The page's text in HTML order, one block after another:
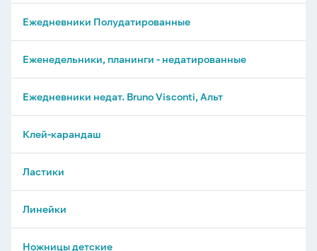
Ежедневники Полудатированные
Еженедельники, планинги - недатированные
Ежедневники недат. Bruno Visconti, Альт
Клей-карандаш
Ластики
Линейки
Ножницы детские